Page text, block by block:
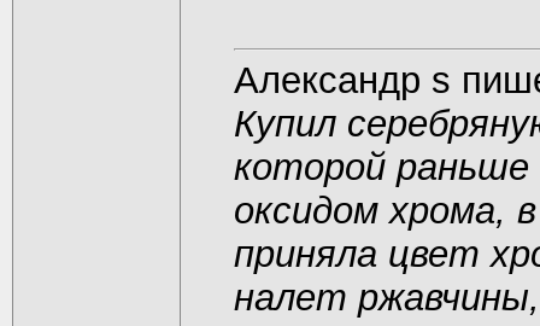
Александр s
Купил
которой
оксидом хрома,
приняла цвет
налет